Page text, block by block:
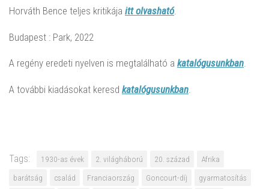
Horváth Bence teljes kritikája itt olvasható.
Budapest : Park, 2022
A regény eredeti nyelven is megtalálható a katalógusunkban.
A további kiadásokat keresd katalógusunkban.
Tags: 1930-as évek 2. világháború 20. század
Afrika
barátság
család Franciaország Goncourt-díj
gyarmatosítás